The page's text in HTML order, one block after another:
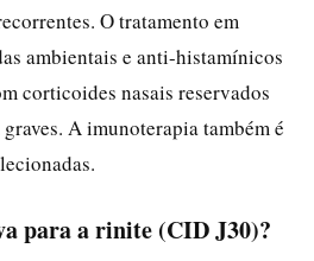
O tratamento em
ambientais e anti-histamínicos
corticoides nasais reservados
A imunoterapia também é
para a rinite (CID J30)?